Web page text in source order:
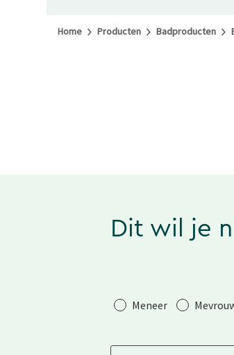
Home Producten Badproducten
Dit wil je
Aanhef
Meneer